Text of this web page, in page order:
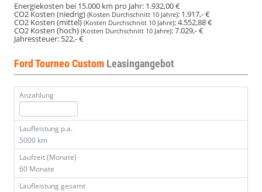
Energiekosten bei 15.000 km pro Jahr: 1.932,00 €
CO2 Kosten (niedrig) (Kosten Durchschnitt 10 Jahre): 1.917,- €
CO2 Kosten (mittel)(Kosten Durchschnitt 10 Jahre):4.552,88 €
CO2 Kosten (hoch) (Kosten Durchschnitt 10 Jahre):7.029,- €
Jahressteuer: 522,- €
Ford Tourneo Custom Leasingangebot
Anzahlung
Laufleistung p.a.
5000 km
Laufzeit (Monate)
60 Monate
Laufleistung gesamt